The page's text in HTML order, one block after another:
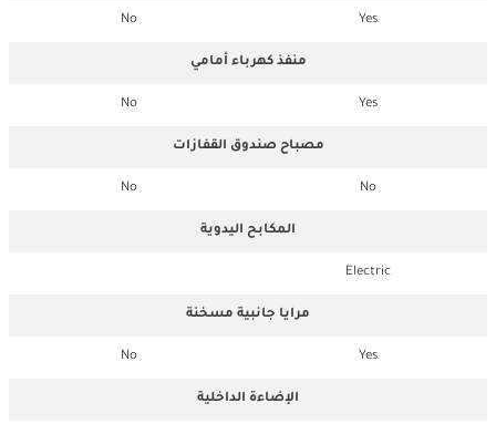
Yes
No
منفذ كهرباء أمامي
Yes
No
مصباح صندوق القفازات
No
No
المكابح اليدوية
Electric
مرايا جانبية مسخنة
Yes
No
الإضاءة الداخلية